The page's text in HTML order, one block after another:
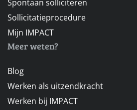
Spontaan solliciteren
Sollicitatieprocedure
Mijn IMPACT
Meer weten?
Blog
Werken als uitzendkracht
Werken bij IMPACT